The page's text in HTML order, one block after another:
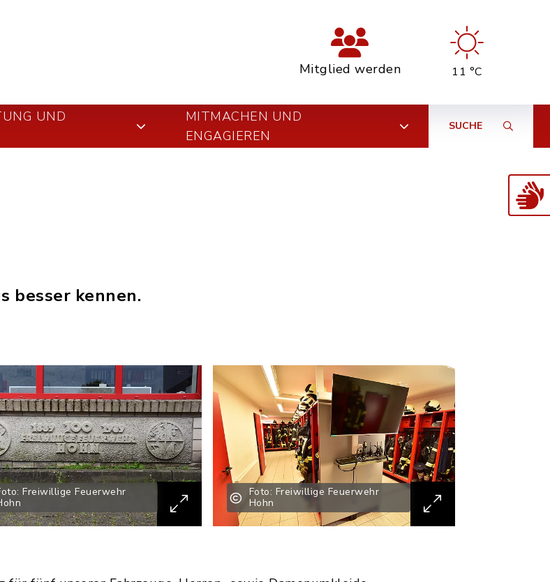
Mitglied werden 11 °C
UND
MITMACHEN UND
ENGAGIEREN
SUCHE
besser kennen.
Freiwillige Feuerwehr
Foto: Freiwillige Feuerwehr
Hohn